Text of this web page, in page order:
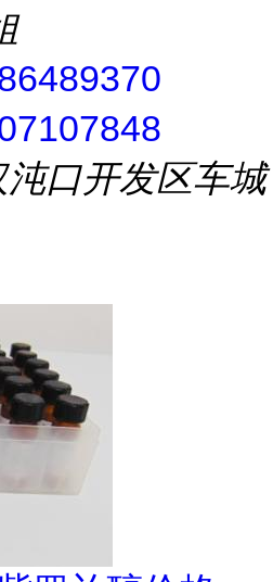
口开发区车城